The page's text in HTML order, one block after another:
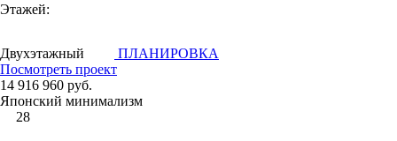
Этажей:
Двухэтажный
ПЛАНИРОВКА
Посмотреть проект
14 916 960 руб.
Японский минимализм
28